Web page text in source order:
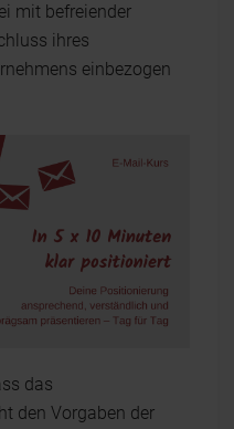
mit befreiender
ihres
einbezogen
das
den Vorgaben der